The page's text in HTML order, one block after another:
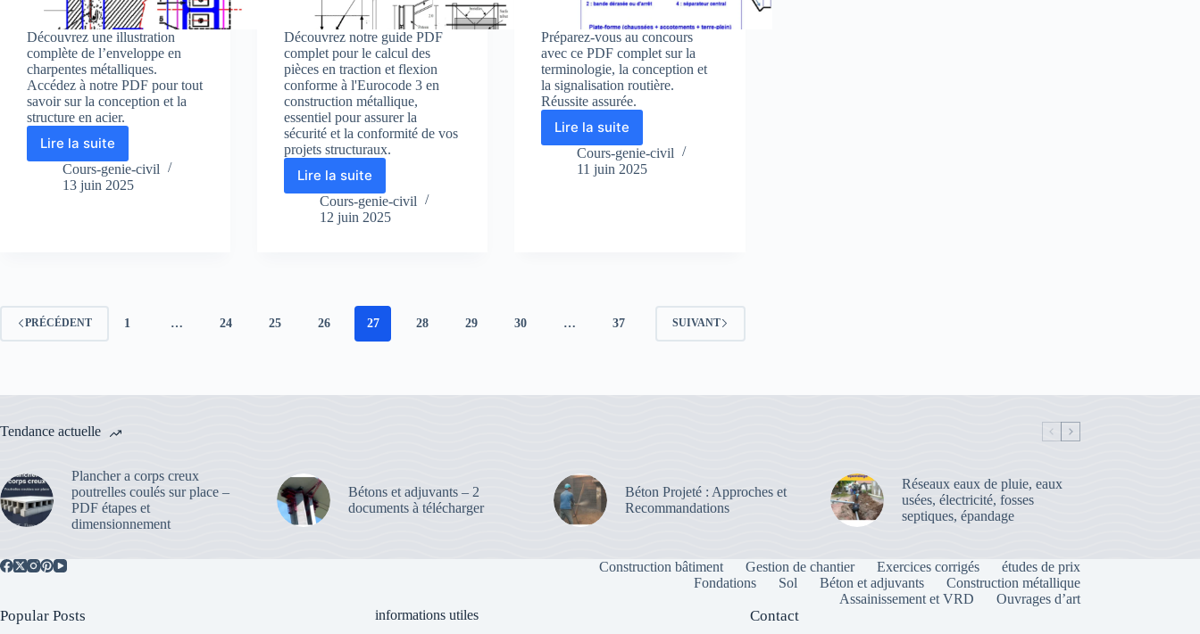
Découvrez une illustration
complète de l’enveloppe en
charpentes métalliques.
Accédez à notre PDF pour tout
savoir sur la conception et la
structure en acier.
Lire la suite
Enveloppe
du
Bâtiment
télécharger
Cours-genie-civil
13 juin 2025
Découvrez notre guide PDF
complet pour le calcul des
pièces en traction et flexion
conforme à l'Eurocode 3 en
construction métallique,
essentiel pour assurer la
sécurité et la conformité de vos
projets structuraux.
Lire la suite
Guide
PDF
Flexion
Cours-genie-civil
12 juin 2025
Préparez-vous au concours
avec ce PDF complet sur la
terminologie, la conception et
la signalisation routière.
Réussite assurée.
Lire la suite
Préparation
au
concours
signalisation
Cours-genie-civil
11 juin 2025
PRÉCÉDENT 1 … 24 25 26 27 28 29 30 … 37 SUIVANT
Tendance actuelle
Plancher a corps creux
poutrelles coulés sur place –
PDF étapes et
dimensionnement
Bétons et adjuvants – 2
documents à télécharger
Béton Projeté : Approches et
Recommandations
Réseaux eaux de pluie, eaux
usées, électricité, fosses
septiques, épandage
Construction bâtiment Gestion de chantier Exercices corrigés
études de prix
Fondations
Sol Béton et adjuvants
Construction métallique
Assainissement et VRD
Ouvrages d’art
Popular Posts informations utiles Contact